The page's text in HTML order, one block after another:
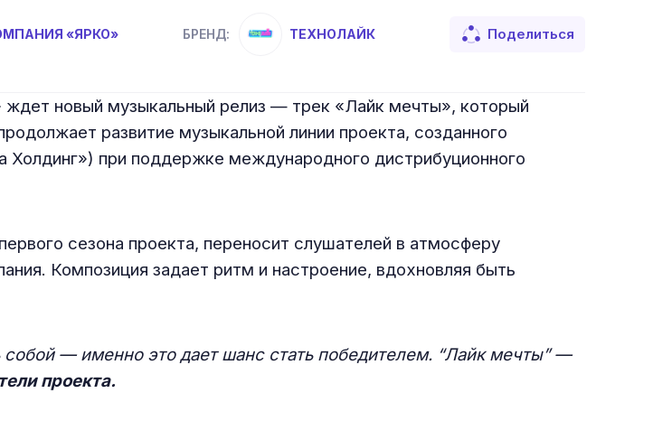
«ЯРКО» БРЕНД: ТЕХНОЛАЙК Поделиться
ждет новый музыкальный релиз — трек «Лайк мечты», который
развитие музыкальной линии проекта, созданного
при поддержке международного дистрибуционного
сезона проекта, переносит слушателей в атмосферу
Композиция задает ритм и настроение, вдохновляя быть
— именно это дает шанс стать победителем. “Лайк мечты” —
проекта.